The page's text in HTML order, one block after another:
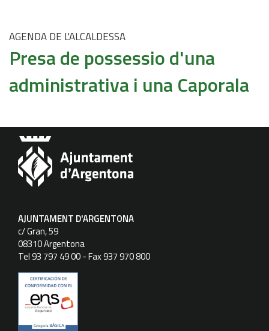
AGENDA DE L'ALCALDESSA
Presa de possessio d'una
administrativa i una Caporala
AJUNTAMENT D'ARGENTONA
c/ Gran, 59
08310 Argentona
Tel 93 797 49 00 - Fax 937 970 800